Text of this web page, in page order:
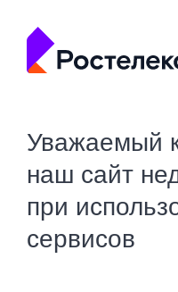
Уважаемый
наш сайт
при
сервисов